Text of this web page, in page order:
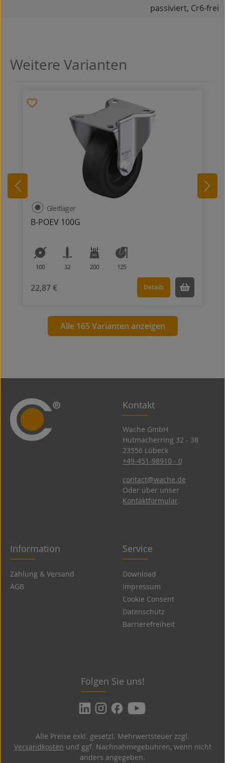
passiviert, Cr6-frei
Produktgalerie überspringen
Weitere Varianten
B-POEV 100G
Gleitlager
100 32 200 125
22,87 € Details
Alle 165 Varianten anzeigen
Kontakt
Wache GmbH
Hutmacherring 32 ­- 38
23556 Lübeck
+49-451-98910 - 0
contact@wache.de
Oder über unser
Kontaktformular.
Information
Zahlung & Versand
AGB
Service
Download
Impressum
Cookie Consent
Datenschutz
Barrierefreiheit
Folgen Sie uns!
Alle Preise exkl. gesetzl. Mehrwertsteuer zzgl.
Versandkosten und ggf. Nachnahmegebühren, wenn nicht
anders angegeben.